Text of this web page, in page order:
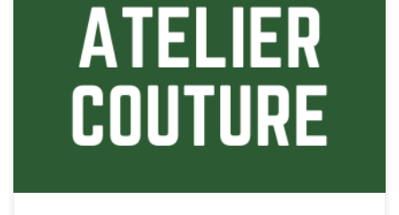
Retrouvez-nous dans le quartier basse-Terre à Saint-Pierre
pour cette atelier couture !